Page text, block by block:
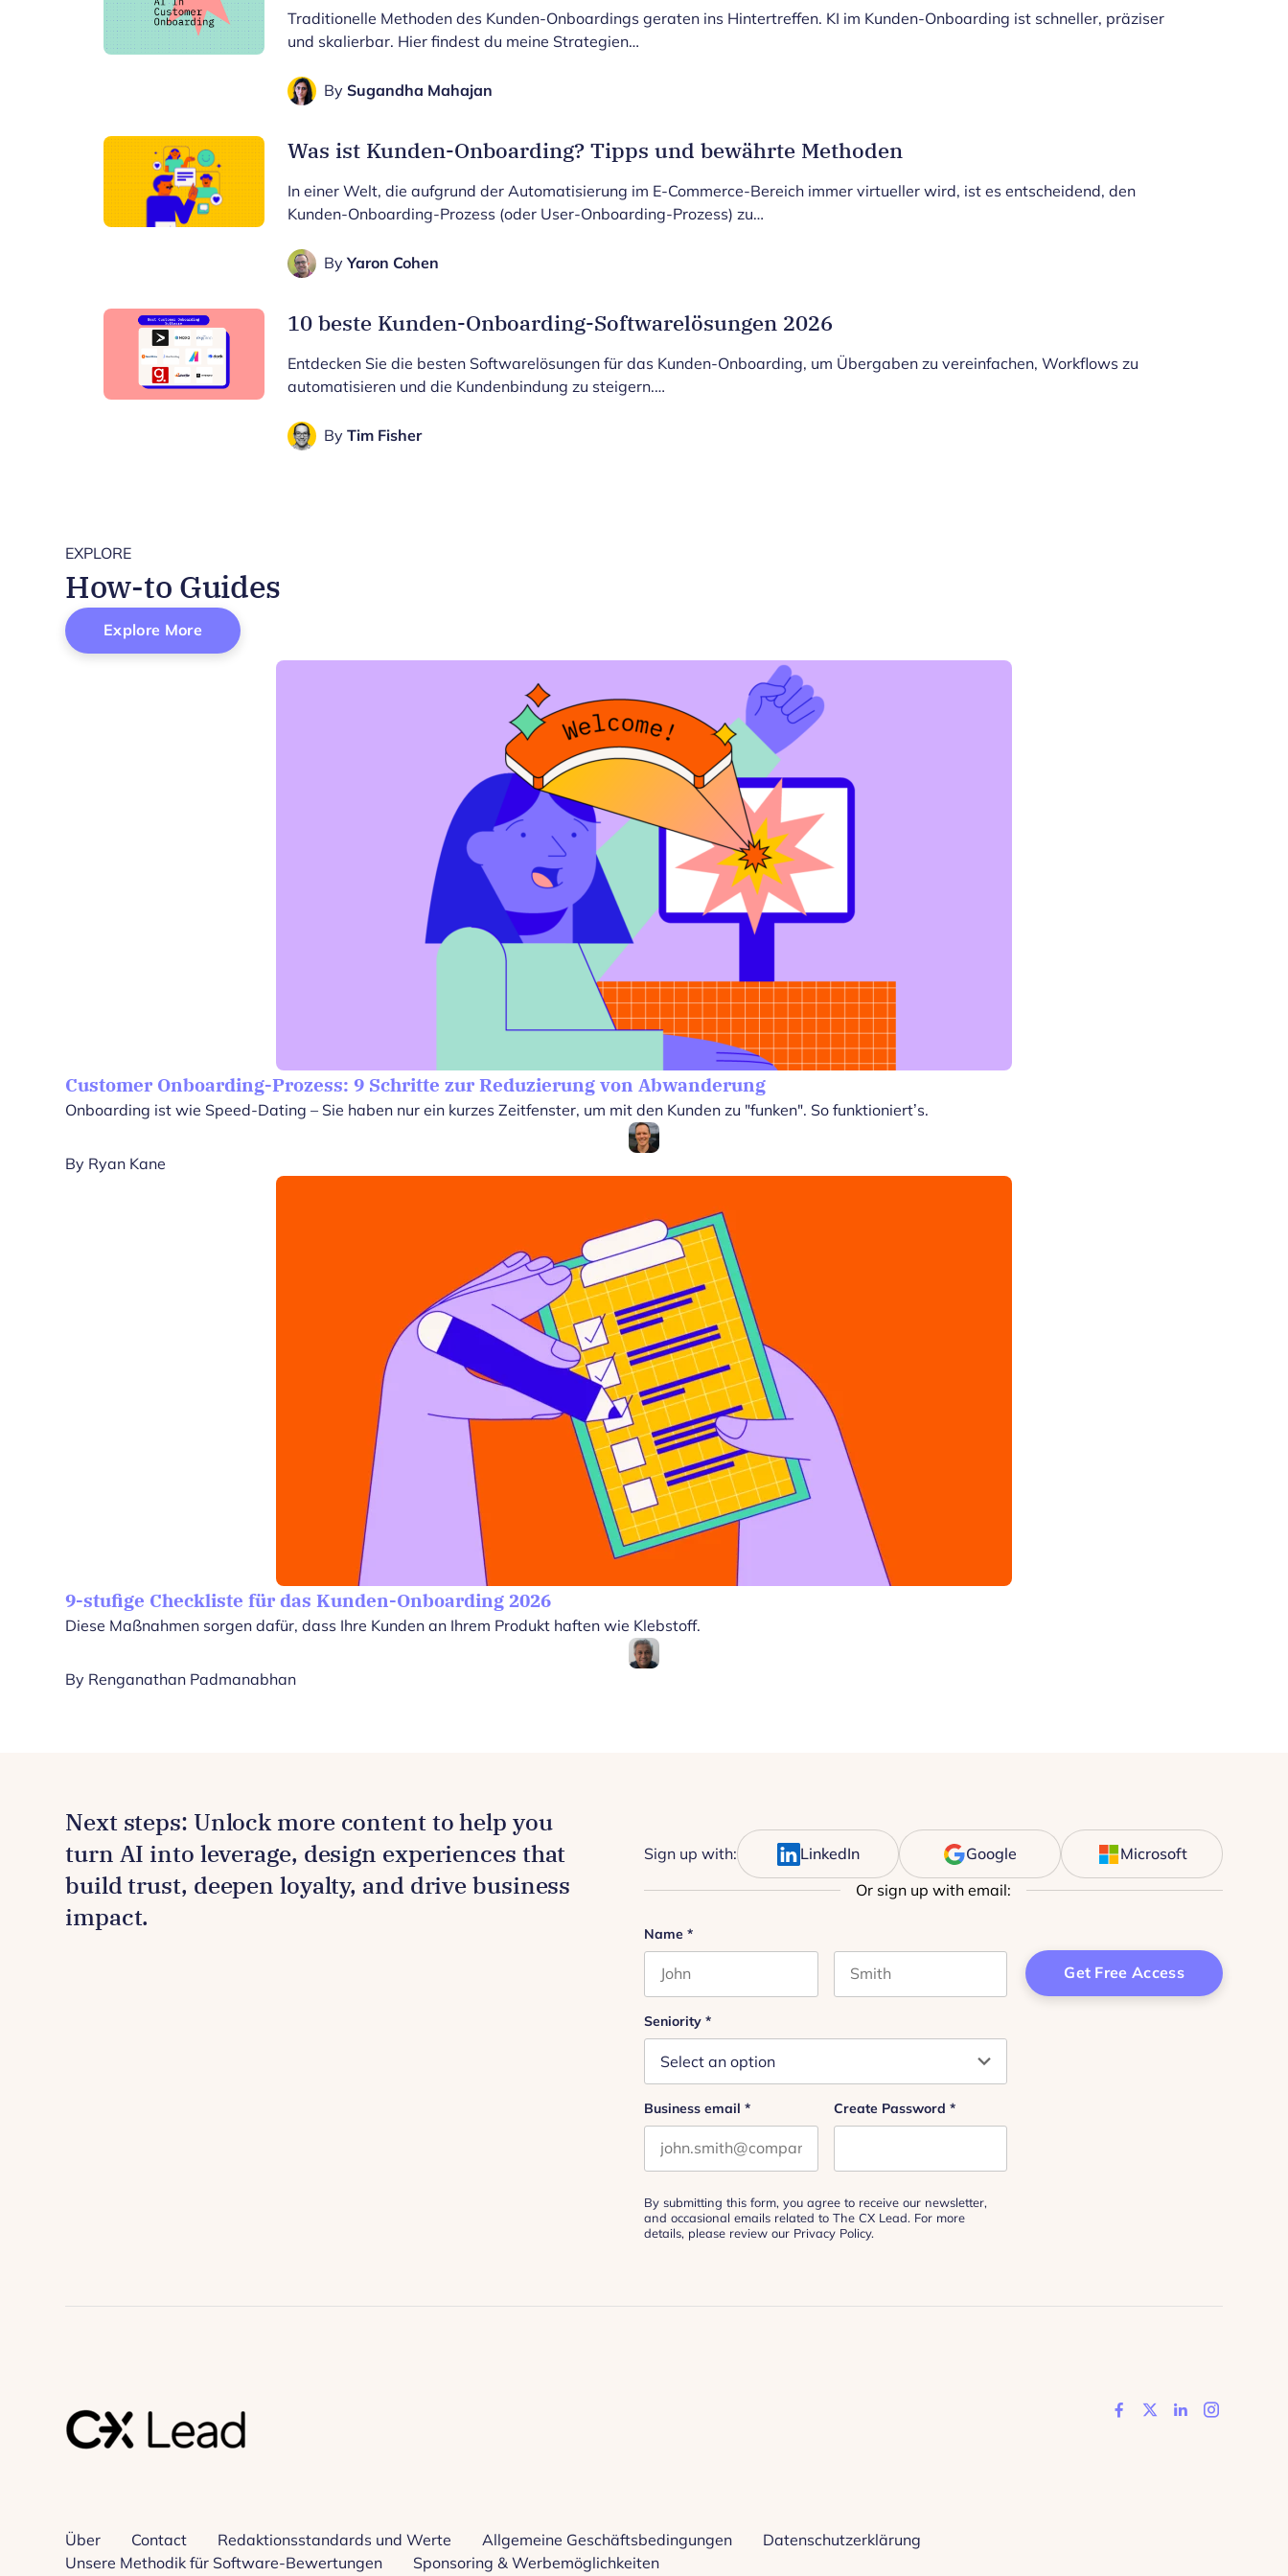
Traditionelle Methoden des Kunden-Onboardings geraten ins Hintertreffen. KI im Kunden-Onboarding ist schneller, präziser
und skalierbar. Hier findest du meine Strategien…
By Sugandha Mahajan
Was ist Kunden-Onboarding? Tipps und bewährte Methoden
In einer Welt, die aufgrund der Automatisierung im E-Commerce-Bereich immer virtueller wird, ist es entscheidend, den
Kunden-Onboarding-Prozess (oder User-Onboarding-Prozess) zu…
By Yaron Cohen
10 beste Kunden-Onboarding-Softwarelösungen 2026
Entdecken Sie die besten Softwarelösungen für das Kunden-Onboarding, um Übergaben zu vereinfachen, Workflows zu
automatisieren und die Kundenbindung zu steigern.…
By Tim Fisher
EXPLORE
How-to Guides
Explore More
Customer Onboarding-Prozess: 9 Schritte zur Reduzierung von Abwanderung
Onboarding ist wie Speed-Dating – Sie haben nur ein kurzes Zeitfenster, um mit den Kunden zu "funken". So funktioniert’s.
By Ryan Kane
9-stufige Checkliste für das Kunden-Onboarding 2026
Diese Maßnahmen sorgen dafür, dass Ihre Kunden an Ihrem Produkt haften wie Klebstoff.
By Renganathan Padmanabhan
Next steps: Unlock more content to help you
turn AI into leverage, design experiences that
build trust, deepen loyalty, and drive business
impact.
Sign up with: LinkedIn Google Microsoft
Or sign up with email:
Name
This field is for validation purposes and should be left unchanged.
Name *
Seniority *
Business email * Create Password *
By submitting this form, you agree to receive our newsletter,
and occasional emails related to The CX Lead. For more
details, please review our Privacy Policy.
Like us on
Follow us on
Add us on
Follow
Über Contact Redaktionsstandards und Werte Allgemeine Geschäftsbedingungen
Datenschutzerklärung
Unsere Methodik für Software-Bewertungen
Sponsoring & Werbemöglichkeiten